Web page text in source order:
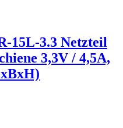
15L-3.3 Netzteil
3,3V / 4,5A,